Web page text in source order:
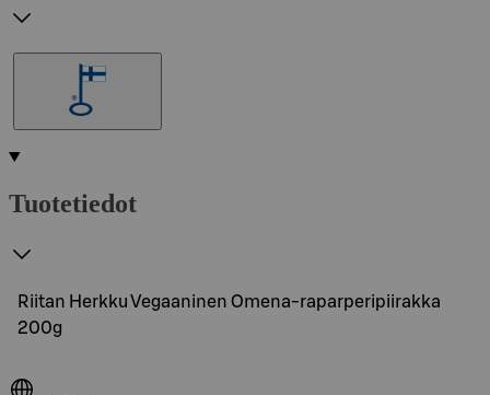
Tuotetiedot
Riitan Herkku Vegaaninen Omena-raparperipiirakka
200g